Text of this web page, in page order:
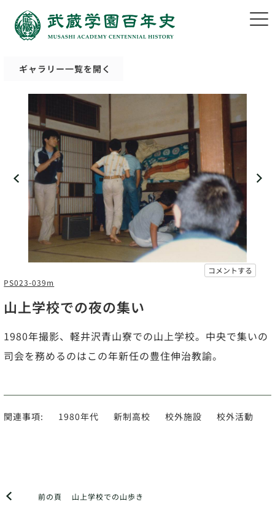
ギャラリー一覧を開く
コメントする
PS023-039m
山上学校での夜の集い
1980年撮影、軽井沢青山寮での山上学校。中央で集いの
司会を務めるのはこの年新任の豊住伸治教諭。
関連事項: 1980年代 新制高校 校外施設 校外活動
前の頁 山上学校での山歩き